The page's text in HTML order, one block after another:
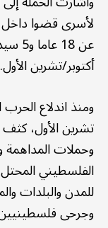
أكتوبر/تشرين الأول.
تشرين الأول، كثف
وحملات المداهمة
الفلسطيني
للمدن والبلدات
وجرحى